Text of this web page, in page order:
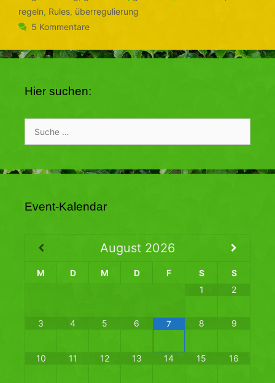
regeln, Rules, überregulierung
5 Kommentare
Hier suchen:
nach:
Event-Kalendar
August 2026
M D M D F S
S
1
2
3 4 5 6 7 8 9
10 11 12 13 14 15 16